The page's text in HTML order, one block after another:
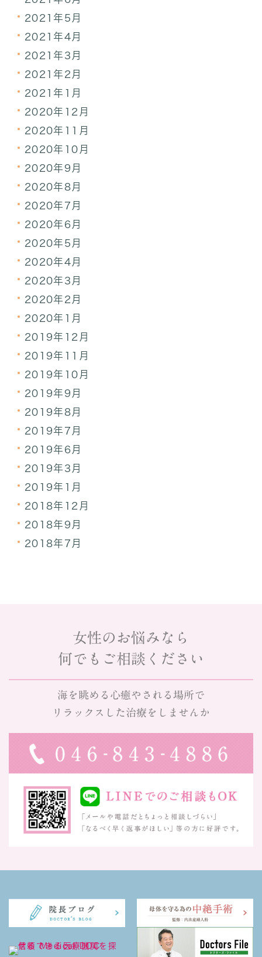
2021年5月
2021年4月
2021年3月
2021年2月
2021年1月
2020年12月
2020年11月
2020年10月
2020年9月
2020年8月
2020年7月
2020年6月
2020年5月
2020年4月
2020年3月
2020年2月
2020年1月
2019年12月
2019年11月
2019年10月
2019年9月
2019年8月
2019年7月
2019年6月
2019年3月
2019年1月
2018年12月
2018年9月
2018年7月
女性のお悩みなら
何でもご相談ください
海を眺める心癒やされる場所で
リラックスした治療をしませんか